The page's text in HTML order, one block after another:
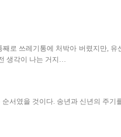
로 쓰레기통에 처박아 버렸지만,
생각이 나는 거지…
서였을 것이다. 송년과 신년의 주